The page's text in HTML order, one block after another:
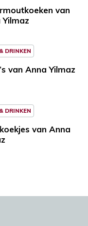
van
Yilmaz
DRINKEN
van Anna Yilmaz
DRINKEN
van Anna